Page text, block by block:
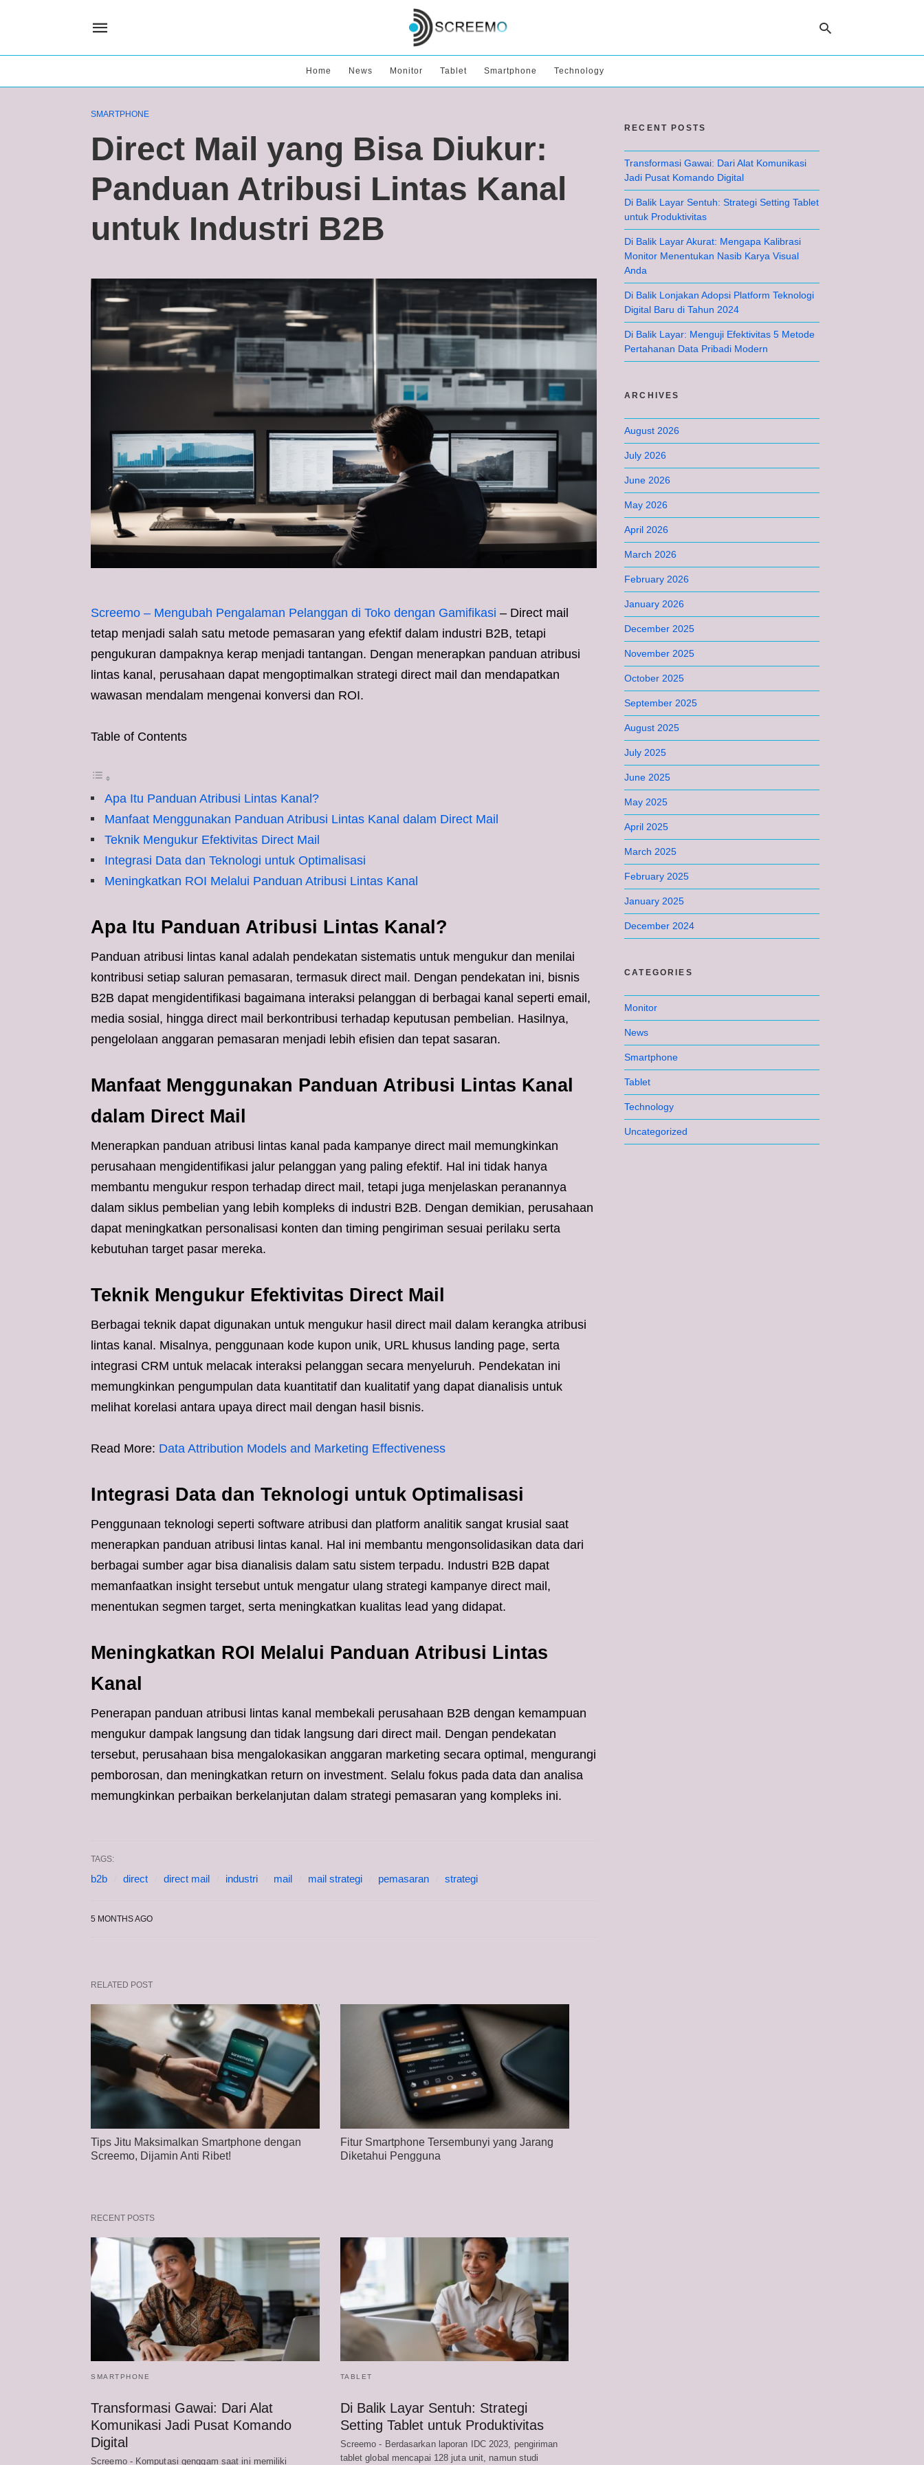
Home News Monitor Tablet Smartphone Technology
SMARTPHONE
Direct Mail yang Bisa Diukur:
Panduan Atribusi Lintas Kanal
untuk Industri B2B
Screemo – Mengubah Pengalaman Pelanggan di Toko dengan Gamifikasi – Direct mail
tetap menjadi salah satu metode pemasaran yang efektif dalam industri B2B, tetapi
pengukuran dampaknya kerap menjadi tantangan. Dengan menerapkan panduan atribusi
lintas kanal, perusahaan dapat mengoptimalkan strategi direct mail dan mendapatkan
wawasan mendalam mengenai konversi dan ROI.
Table of Contents
Apa Itu Panduan Atribusi Lintas Kanal?
Manfaat Menggunakan Panduan Atribusi Lintas Kanal dalam Direct Mail
Teknik Mengukur Efektivitas Direct Mail
Integrasi Data dan Teknologi untuk Optimalisasi
Meningkatkan ROI Melalui Panduan Atribusi Lintas Kanal
Apa Itu Panduan Atribusi Lintas Kanal?
Panduan atribusi lintas kanal adalah pendekatan sistematis untuk mengukur dan menilai
kontribusi setiap saluran pemasaran, termasuk direct mail. Dengan pendekatan ini, bisnis
B2B dapat mengidentifikasi bagaimana interaksi pelanggan di berbagai kanal seperti email,
media sosial, hingga direct mail berkontribusi terhadap keputusan pembelian. Hasilnya,
pengelolaan anggaran pemasaran menjadi lebih efisien dan tepat sasaran.
Manfaat Menggunakan Panduan Atribusi Lintas Kanal
dalam Direct Mail
Menerapkan panduan atribusi lintas kanal pada kampanye direct mail memungkinkan
perusahaan mengidentifikasi jalur pelanggan yang paling efektif. Hal ini tidak hanya
membantu mengukur respon terhadap direct mail, tetapi juga menjelaskan peranannya
dalam siklus pembelian yang lebih kompleks di industri B2B. Dengan demikian, perusahaan
dapat meningkatkan personalisasi konten dan timing pengiriman sesuai perilaku serta
kebutuhan target pasar mereka.
Teknik Mengukur Efektivitas Direct Mail
Berbagai teknik dapat digunakan untuk mengukur hasil direct mail dalam kerangka atribusi
lintas kanal. Misalnya, penggunaan kode kupon unik, URL khusus landing page, serta
integrasi CRM untuk melacak interaksi pelanggan secara menyeluruh. Pendekatan ini
memungkinkan pengumpulan data kuantitatif dan kualitatif yang dapat dianalisis untuk
melihat korelasi antara upaya direct mail dengan hasil bisnis.
Read More: Data Attribution Models and Marketing Effectiveness
Integrasi Data dan Teknologi untuk Optimalisasi
Penggunaan teknologi seperti software atribusi dan platform analitik sangat krusial saat
menerapkan panduan atribusi lintas kanal. Hal ini membantu mengonsolidasikan data dari
berbagai sumber agar bisa dianalisis dalam satu sistem terpadu. Industri B2B dapat
memanfaatkan insight tersebut untuk mengatur ulang strategi kampanye direct mail,
menentukan segmen target, serta meningkatkan kualitas lead yang didapat.
Meningkatkan ROI Melalui Panduan Atribusi Lintas
Kanal
Penerapan panduan atribusi lintas kanal membekali perusahaan B2B dengan kemampuan
mengukur dampak langsung dan tidak langsung dari direct mail. Dengan pendekatan
tersebut, perusahaan bisa mengalokasikan anggaran marketing secara optimal, mengurangi
pemborosan, dan meningkatkan return on investment. Selalu fokus pada data dan analisa
memungkinkan perbaikan berkelanjutan dalam strategi pemasaran yang kompleks ini.
TAGS:
b2b direct direct mail industri mail mail strategi pemasaran strategi
5 MONTHS AGO
RELATED POST
Tips Jitu Maksimalkan Smartphone dengan
Screemo, Dijamin Anti Ribet!
Fitur Smartphone Tersembunyi yang Jarang
Diketahui Pengguna
RECENT POSTS
SMARTPHONE
Transformasi Gawai: Dari Alat
Komunikasi Jadi Pusat Komando
Digital
Screemo - Komputasi genggam saat ini memiliki
TABLET
Di Balik Layar Sentuh: Strategi
Setting Tablet untuk Produktivitas
Screemo - Berdasarkan laporan IDC 2023, pengiriman
tablet global mencapai 128 juta unit, namun studi
RECENT POSTS
Transformasi Gawai: Dari Alat Komunikasi
Jadi Pusat Komando Digital
Di Balik Layar Sentuh: Strategi Setting Tablet
untuk Produktivitas
Di Balik Layar Akurat: Mengapa Kalibrasi
Monitor Menentukan Nasib Karya Visual
Anda
Di Balik Lonjakan Adopsi Platform Teknologi
Digital Baru di Tahun 2024
Di Balik Layar: Menguji Efektivitas 5 Metode
Pertahanan Data Pribadi Modern
ARCHIVES
August 2026
July 2026
June 2026
May 2026
April 2026
March 2026
February 2026
January 2026
December 2025
November 2025
October 2025
September 2025
August 2025
July 2025
June 2025
May 2025
April 2025
March 2025
February 2025
January 2025
December 2024
CATEGORIES
Monitor
News
Smartphone
Tablet
Technology
Uncategorized